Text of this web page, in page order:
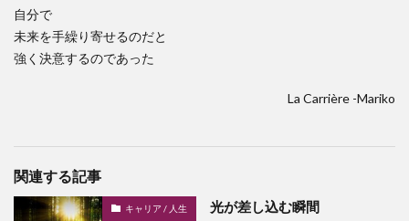
自分で
未来を手繰り寄せるのだと
強く決意するのであった
La Carrière -Mariko
関連する記事
キャリア / 人生 光が差し込む瞬間